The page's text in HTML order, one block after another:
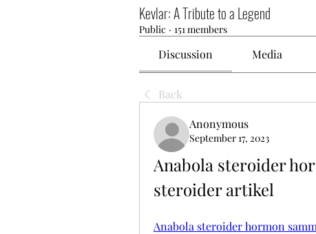
Kevlar: A Tribute to a Legend
Public · 151 members
Discussion Media
Back
Anonymous
September 17, 2023
Anabola steroider
steroider artikel
Anabola steroider hormon